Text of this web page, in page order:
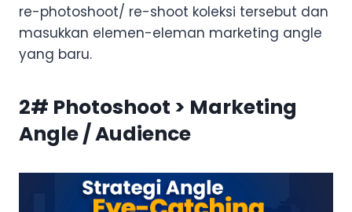
re-photoshoot/ re-shoot koleksi tersebut dan
masukkan elemen-eleman marketing angle
yang baru.
2# Photoshoot > Marketing
Angle / Audience